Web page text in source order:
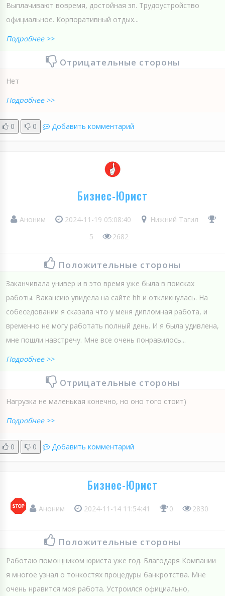
Выплачивают вовремя, достойная зп. Трудоустройство
официальное. Корпоративный отдых...
Подробнее >>
Отрицательные стороны
Нет
Подробнее >>
0 0 Добавить комментарий
Бизнес-Юрист
Аноним 2024-11-19 05:08:40
Нижний Тагил
5
2682
Положительные стороны
Заканчивала универ и в это время уже была в поисках
работы. Вакансию увидела на сайте hh и откликнулась. На
собеседовании я сказала что у меня дипломная работа, и
временно не могу работать полный день. И я была удивлена,
мне пошли навстречу. Мне все очень понравилось...
Подробнее >>
Отрицательные стороны
Нагрузка не маленькая конечно, но оно того стоит)
Подробнее >>
0 0 Добавить комментарий
Бизнес-Юрист
Аноним 2024-11-14 11:54:41 0 2830
Положительные стороны
Работаю помощником юриста уже год. Благодаря Компании
я многое узнал о тонкостях процедуры банкротства. Мне
очень нравится моя работа. Устроился официально,